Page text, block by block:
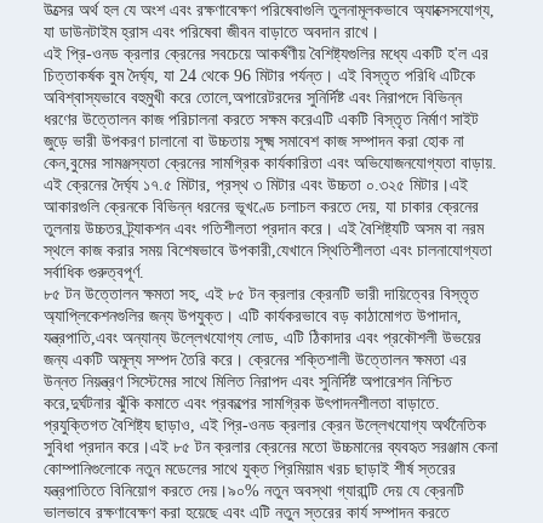
উত্সের অর্থ হল যে অংশ এবং রক্ষণাবেক্ষণ পরিষেবাগুলি তুলনামূলকভাবে অ্যাক্সেসযোগ্য,
যা ডাউনটাইম হ্রাস এবং পরিষেবা জীবন বাড়াতে অবদান রাখে।
এই প্রি-ওনড ক্রলার ক্রেনের সবচেয়ে আকর্ষণীয় বৈশিষ্ট্যগুলির মধ্যে একটি হ'ল এর
চিত্তাকর্ষক বুম দৈর্ঘ্য, যা 24 থেকে 96 মিটার পর্যন্ত। এই বিস্তৃত পরিধি এটিকে
অবিশ্বাস্যভাবে বহুমুখী করে তোলে,অপারেটরদের সুনির্দিষ্ট এবং নিরাপদে বিভিন্ন
ধরণের উত্তোলন কাজ পরিচালনা করতে সক্ষম করেএটি একটি বিস্তৃত নির্মাণ সাইট
জুড়ে ভারী উপকরণ চালানো বা উচ্চতায় সূক্ষ্ম সমাবেশ কাজ সম্পাদন করা হোক না
কেন,বুমের সামঞ্জস্যতা ক্রেনের সামগ্রিক কার্যকারিতা এবং অভিযোজনযোগ্যতা বাড়ায়.
এই ক্রেনের দৈর্ঘ্য ১৭.৫ মিটার, প্রস্থ ৩ মিটার এবং উচ্চতা ০.৩২৫ মিটার।এই
আকারগুলি ক্রেনকে বিভিন্ন ধরনের ভূখণ্ডে চলাচল করতে দেয়, যা চাকার ক্রেনের
তুলনায় উচ্চতর ট্র্যাকশন এবং গতিশীলতা প্রদান করে। এই বৈশিষ্ট্যটি অসম বা নরম
স্থলে কাজ করার সময় বিশেষভাবে উপকারী,যেখানে স্থিতিশীলতা এবং চালনাযোগ্যতা
সর্বাধিক গুরুত্বপূর্ণ.
৮৫ টন উত্তোলন ক্ষমতা সহ, এই ৮৫ টন ক্রলার ক্রেনটি ভারী দায়িত্বের বিস্তৃত
অ্যাপ্লিকেশনগুলির জন্য উপযুক্ত। এটি কার্যকরভাবে বড় কাঠামোগত উপাদান,
যন্ত্রপাতি,এবং অন্যান্য উল্লেখযোগ্য লোড, এটি ঠিকাদার এবং প্রকৌশলী উভয়ের
জন্য একটি অমূল্য সম্পদ তৈরি করে। ক্রেনের শক্তিশালী উত্তোলন ক্ষমতা এর
উন্নত নিয়ন্ত্রণ সিস্টেমের সাথে মিলিত নিরাপদ এবং সুনির্দিষ্ট অপারেশন নিশ্চিত
করে,দুর্ঘটনার ঝুঁকি কমাতে এবং প্রকল্পের সামগ্রিক উৎপাদনশীলতা বাড়াতে.
প্রযুক্তিগত বৈশিষ্ট্য ছাড়াও, এই প্রি-ওনড ক্রলার ক্রেন উল্লেখযোগ্য অর্থনৈতিক
সুবিধা প্রদান করে।এই ৮৫ টন ক্রলার ক্রেনের মতো উচ্চমানের ব্যবহৃত সরঞ্জাম কেনা
কোম্পানিগুলোকে নতুন মডেলের সাথে যুক্ত প্রিমিয়াম খরচ ছাড়াই শীর্ষ স্তরের
যন্ত্রপাতিতে বিনিয়োগ করতে দেয়।৯০% নতুন অবস্থা গ্যারান্টি দেয় যে ক্রেনটি
ভালভাবে রক্ষণাবেক্ষণ করা হয়েছে এবং এটি নতুন স্তরের কার্য সম্পাদন করতে